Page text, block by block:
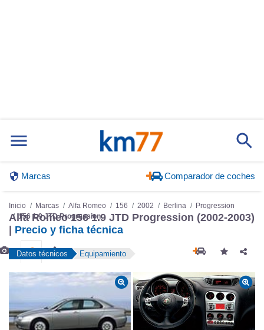
Marcas Comparador de coches
Inicio Marcas Alfa Romeo 156 2002 Berlina
Progression
156 1.9 JTD Progression
Alfa Romeo 156 1.9 JTD Progression (2002-2003)
Precio y ficha técnica
Datos técnicos Equipamiento